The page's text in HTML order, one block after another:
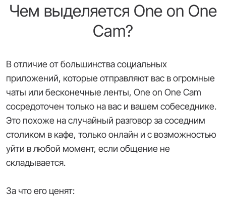
Чем выделяется One on One
Cam?
В отличие от большинства социальных
приложений, которые отправляют вас в огромные
чаты или бесконечные ленты, One on One Cam
сосредоточен только на вас и вашем собеседнике.
Это похоже на случайный разговор за соседним
столиком в кафе, только онлайн и с возможностью
уйти в любой момент, если общение не
складывается.
За что его ценят: